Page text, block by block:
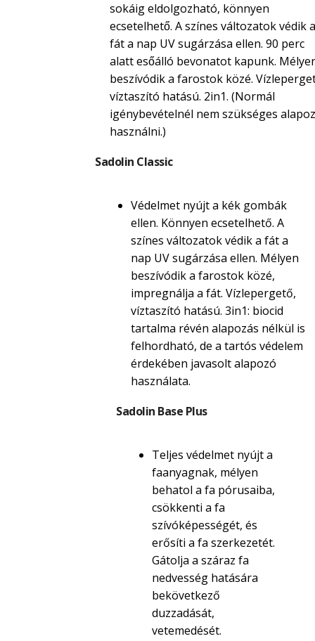
sokáig eldolgozható, könnyen
ecsetelhető. A színes változatok védik a
fát a nap UV sugárzása ellen. 90 perc
alatt esőálló bevonatot kapunk.
beszívódik a farostok közé.
víztaszító hatású. 2in1. (Normál
igénybevételnél nem szükséges
használni.)
Sadolin Classic
Védelmet nyújt a kék gombák
ellen. Könnyen ecsetelhető. A
színes változatok védik a fát a
nap UV sugárzása ellen. Mélyen
beszívódik a farostok közé,
impregnálja a fát. Vízlepergető,
víztaszító hatású. 3in1: biocid
tartalma révén alapozás nélkül is
felhordható, de a tartós védelem
érdekében javasolt alapozó
használata.
Sadolin Base Plus
Teljes védelmet nyújt a
faanyagnak, mélyen
behatol a fa pórusaiba,
csökkenti a fa
szívóképességét, és
erősíti a fa szerkezetét.
Gátolja a száraz fa
nedvesség hatására
bekövetkező
duzzadását,
vetemedését.